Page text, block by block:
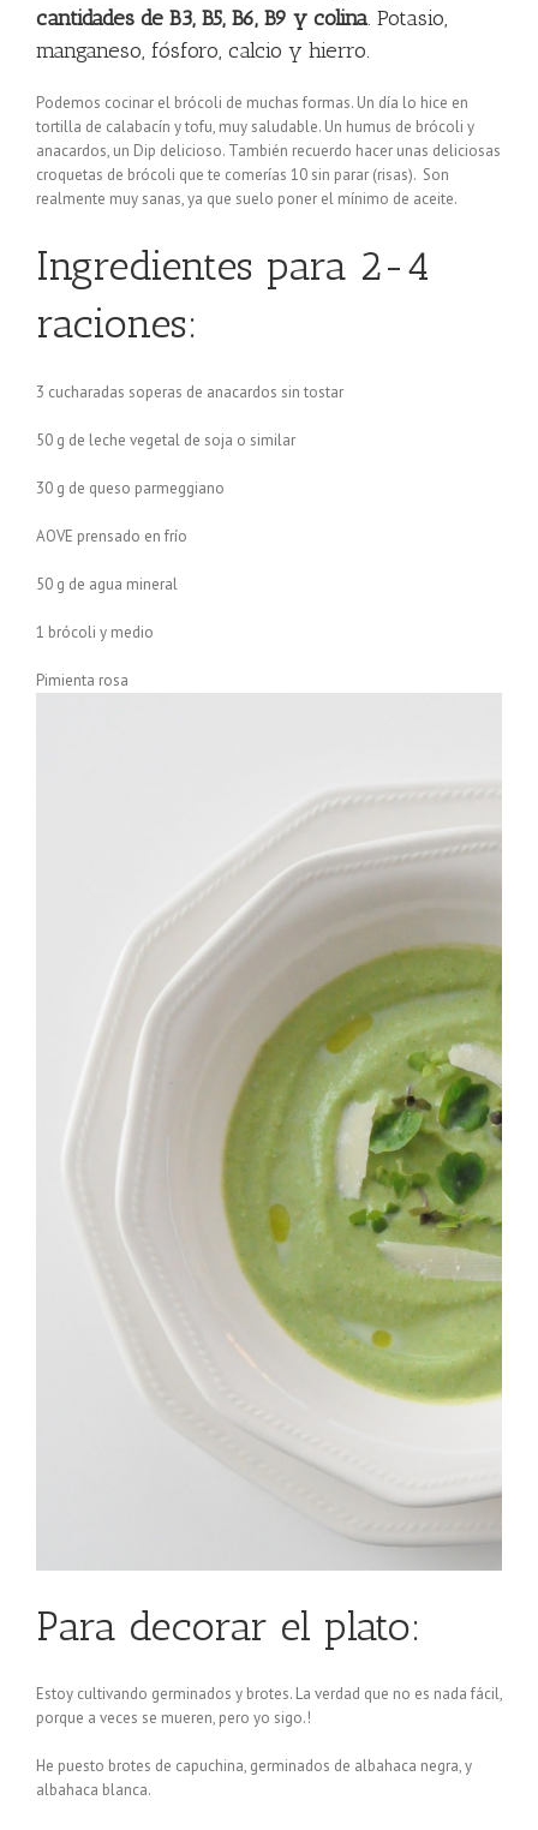
cantidades de B3, B5, B6, B9 y colina. Potasio,
manganeso, fósforo, calcio y hierro.
Podemos cocinar el brócoli de muchas formas. Un día lo hice en
tortilla de calabacín y tofu, muy saludable. Un humus de brócoli y
anacardos, un Dip delicioso. También recuerdo hacer unas deliciosas
croquetas de brócoli que te comerías 10 sin parar (risas). Son
realmente muy sanas, ya que suelo poner el mínimo de aceite.
Ingredientes para 2-4
raciones:
3 cucharadas soperas de anacardos sin tostar
50 g de leche vegetal de soja o similar
30 g de queso parmeggiano
AOVE prensado en frío
50 g de agua mineral
1 brócoli y medio
Pimienta rosa
Para decorar el plato:
Estoy cultivando germinados y brotes. La verdad que no es nada fácil,
porque a veces se mueren, pero yo sigo.!
He puesto brotes de capuchina, germinados de albahaca negra, y
albahaca blanca.